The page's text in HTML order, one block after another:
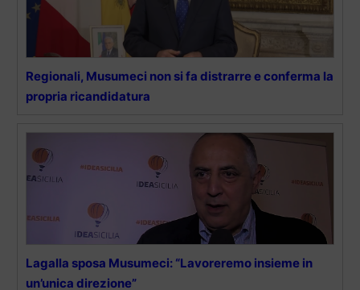
Regionali, Musumeci non si fa distrarre e conferma la
propria ricandidatura
Lagalla sposa Musumeci: “Lavoreremo insieme in
un’unica direzione”